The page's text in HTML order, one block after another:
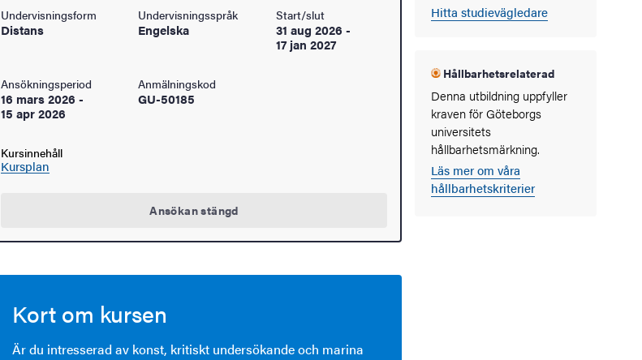
Undervisningsform
Distans
Undervisningsspråk
Engelska
Start/slut
31 aug 2026 -
17 jan 2027
Ansökningsperiod
16 mars 2026 -
15 apr 2026
Anmälningskod
GU-50185
Kursinnehåll
Kursplan
Ansökan stängd
Kort om kursen
Är du intresserad av konst, kritiskt undersökande och marina
Hitta studievägledare
Hållbarhetsrelaterad
Denna utbildning uppfyller
kraven för Göteborgs
universitets
hållbarhetsmärkning.
Läs mer om våra
hållbarhetskriterier